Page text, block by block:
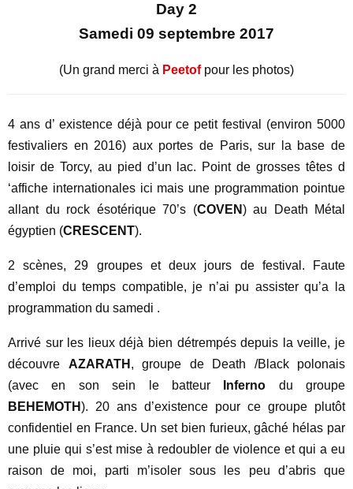
Day 2
Samedi 09 septembre 2017
(Un grand merci à Peetof pour les photos)
4 ans d’ existence déjà pour ce petit festival (environ 5000
festivaliers en 2016) aux portes de Paris, sur la base de
loisir de Torcy, au pied d’un lac. Point de grosses têtes d
‘affiche internationales ici mais une programmation pointue
allant du rock ésotérique 70’s (COVEN) au Death Métal
égyptien (CRESCENT).
2 scènes, 29 groupes et deux jours de festival.
Faute
d’emploi du temps compatible, je n’ai pu assister qu’a la
programmation du samedi .
Arrivé sur les lieux déjà bien détrempés depuis la veille, je
découvre AZARATH , groupe de Death /Black polonais
(avec en son sein le batteur
Inferno du groupe
BEHEMOTH). 20 ans d’existence pour ce groupe plutôt
confidentiel en France. Un set bien furieux, gâché hélas par
une pluie qui s’est mise à redoubler de violence et qui a eu
raison de moi, parti m’isoler sous les peu d’abris que